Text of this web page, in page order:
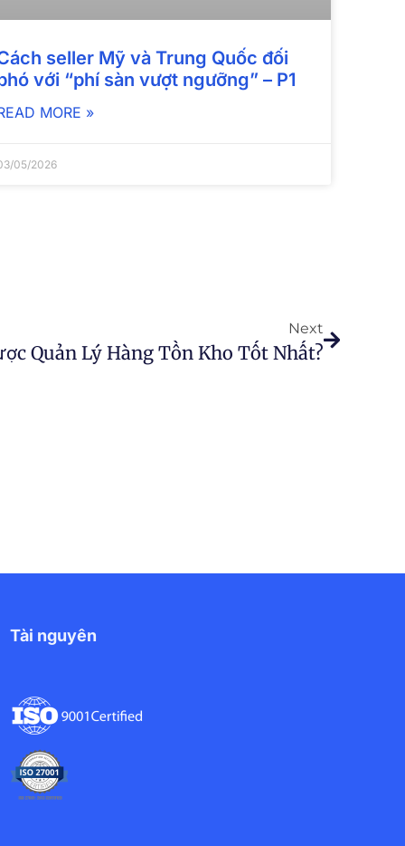
seller Mỹ và Trung Quốc đối
với “phí sàn vượt ngưỡng” – P1
MORE »
05/2026
Next
Quản Lý Hàng Tồn Kho Tốt Nhất?
Tài nguyên